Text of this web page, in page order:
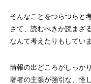
そんなことをつらつらと
さて、読むべきか読まざ
なんて考えたりもしてい
情報の出どころがしっか
著者の主張が強引な、怪